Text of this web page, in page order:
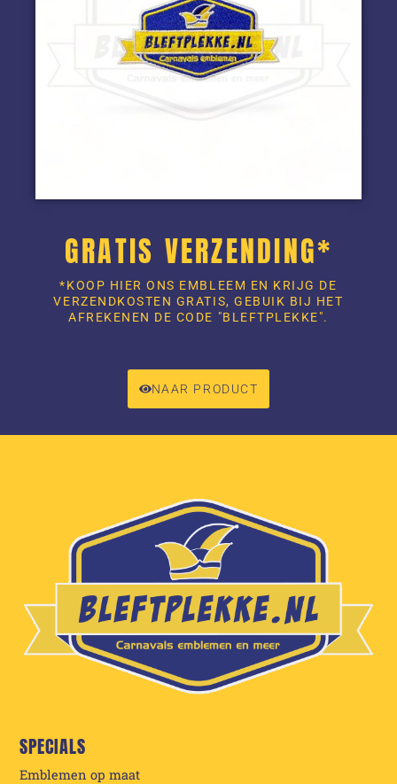
GRATIS VERZENDING*
*KOOP HIER ONS EMBLEEM EN KRIJG DE
VERZENDKOSTEN GRATIS, GEBUIK BIJ HET
AFREKENEN DE CODE "BLEFTPLEKKE".
NAAR PRODUCT
SPECIALS
Emblemen op maat